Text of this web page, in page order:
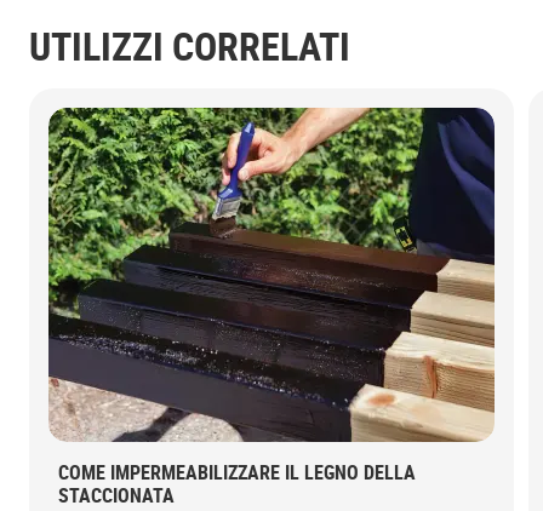
UTILIZZI CORRELATI
COME IMPERMEABILIZZARE IL LEGNO DELLA
STACCIONATA